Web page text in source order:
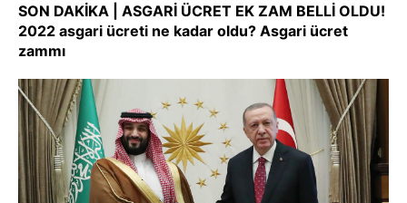
SON DAKİKA | ASGARİ ÜCRET EK ZAM BELLİ OLDU!
2022 asgari ücreti ne kadar oldu? Asgari ücret
zammı